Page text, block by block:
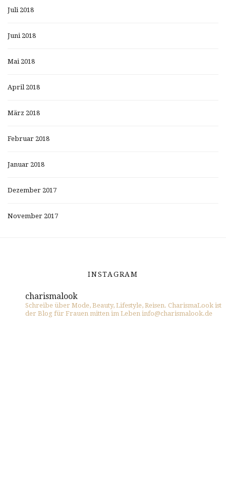
Juli 2018
Juni 2018
Mai 2018
April 2018
März 2018
Februar 2018
Januar 2018
Dezember 2017
November 2017
INSTAGRAM
charismalook
Schreibe über Mode, Beauty, Lifestyle, Reisen. CharismaLook ist
der Blog für Frauen mitten im Leben info@charismalook.de